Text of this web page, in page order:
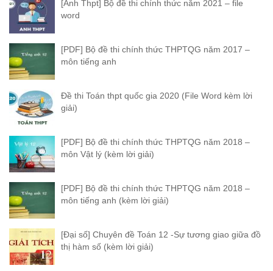
[Anh Thpt] Bộ đề thi chính thức năm 2021 – file
word
[PDF] Bộ đề thi chính thức THPTQG năm 2017 –
môn tiếng anh
Đề thi Toán thpt quốc gia 2020 (File Word kèm lời
giải)
[PDF] Bộ đề thi chính thức THPTQG năm 2018 –
môn Vật lý (kèm lời giải)
[PDF] Bộ đề thi chính thức THPTQG năm 2018 –
môn tiếng anh (kèm lời giải)
[Đại số] Chuyên đề Toán 12 -Sự tương giao giữa đồ
thị hàm số (kèm lời giải)